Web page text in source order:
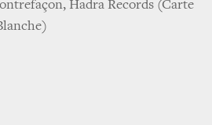
Hadra Records (Carte